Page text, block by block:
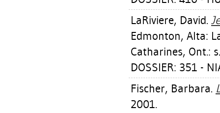
LaRiviere, David.
Edmonton, Alta:
Catharines, Ont.:
DOSSIER: 351 -
Fischer, Barbara.
2001.